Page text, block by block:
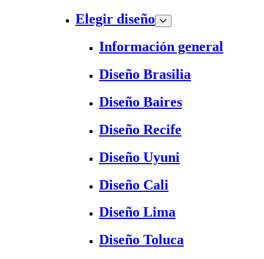
Elegir diseño
Información general
Diseño Brasilia
Diseño Baires
Diseño Recife
Diseño Uyuni
Diseño Cali
Diseño Lima
Diseño Toluca